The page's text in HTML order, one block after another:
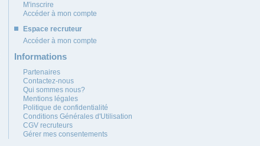
M'inscrire
Accéder à mon compte
Espace recruteur
Accéder à mon compte
Informations
Partenaires
Contactez-nous
Qui sommes nous?
Mentions légales
Politique de confidentialité
Conditions Générales d'Utilisation
CGV recruteurs
Gérer mes consentements